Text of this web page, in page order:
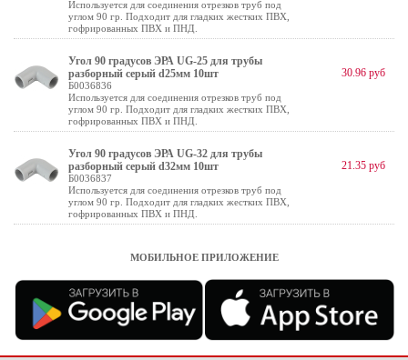
Используется для соединения отрезков труб под
углом 90 гр. Подходит для гладких жестких ПВХ,
гофрированных ПВХ и ПНД.
Угол 90 градусов ЭРА UG-25 для трубы
разборный серый d25мм 10шт
Б0036836
Используется для соединения отрезков труб под
углом 90 гр. Подходит для гладких жестких ПВХ,
гофрированных ПВХ и ПНД.
30.96 руб
Угол 90 градусов ЭРА UG-32 для трубы
разборный серый d32мм 10шт
Б0036837
Используется для соединения отрезков труб под
углом 90 гр. Подходит для гладких жестких ПВХ,
гофрированных ПВХ и ПНД.
21.35 руб
МОБИЛЬНОЕ ПРИЛОЖЕНИЕ